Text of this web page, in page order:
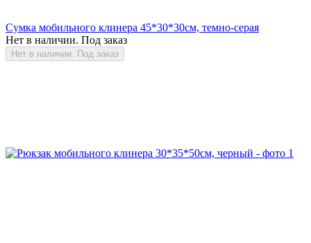
Сумка мобильного клинера 45*30*30см, темно-серая
Нет в наличии. Под заказ
Нет в наличии. Под заказ